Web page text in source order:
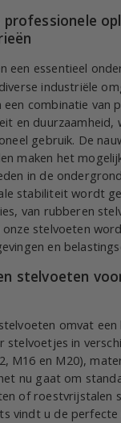
een essentieel
industriële
combinatie van
en duurzaamheid,
gebruik. De
maken het
in de
stabiliteit wordt
van rubberen
stelvoeten
en
stelvoeten
omvat een
stelvoetjes in
M16 en M20),
nu gaat om
of roestvrijstalen
vindt u de